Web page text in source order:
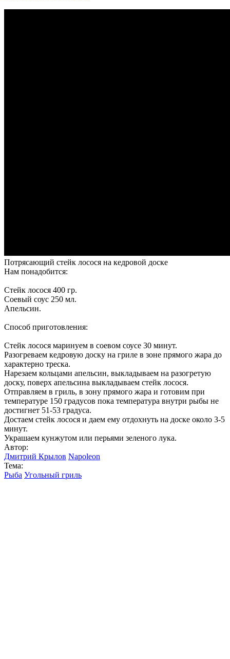
Потрясающий стейк лосося на кедровой доске
Нам понадобится:
Стейк лосося 400 гр.
Соевый соус 250 мл.
Апельсин.
Способ приготовления:
Стейк лосося маринуем в соевом соусе 30 минут.
Разогреваем кедровую доску на гриле в зоне прямого жара до
характерно треска.
Нарезаем кольцами апельсин, выкладываем на разогретую
доску, поверх апельсина выкладываем стейк лосося.
Отправляем в гриль, в зону прямого жара и готовим при
температуре 150 градусов пока температура внутри рыбы не
достигнет 51-53 градуса.
Достаем стейк лосося и даем ему отдохнуть на доске около 3-5
минут.
Украшаем кунжутом или перьями зеленого лука.
Автор:
Дмитрий Крылов Napoleon
Тема:
Рыба Угольный гриль